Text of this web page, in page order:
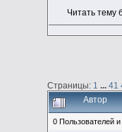
Читать тему
Страницы: 1 ...41
Автор
0 Пользователей